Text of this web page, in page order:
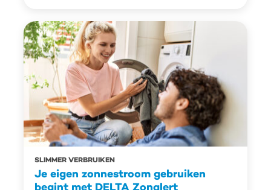
SLIMMER VERBRUIKEN
Je eigen zonnestroom gebruiken
begint met DELTA Zonalert